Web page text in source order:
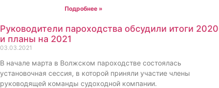
Подробнее »
Руководители пароходства обсудили итоги 2020
и планы на 2021
03.03.2021
В начале марта в Волжском пароходстве состоялась
установочная сессия, в которой приняли участие члены
руководящей команды судоходной компании.